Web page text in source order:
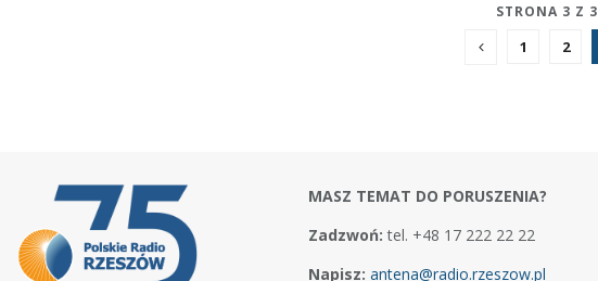
STRONA 3 Z 3
1 2
MASZ TEMAT DO PORUSZENIA?
Zadzwoń: tel. +48 17 222 22 22
Napisz: antena@radio.rzeszow.pl